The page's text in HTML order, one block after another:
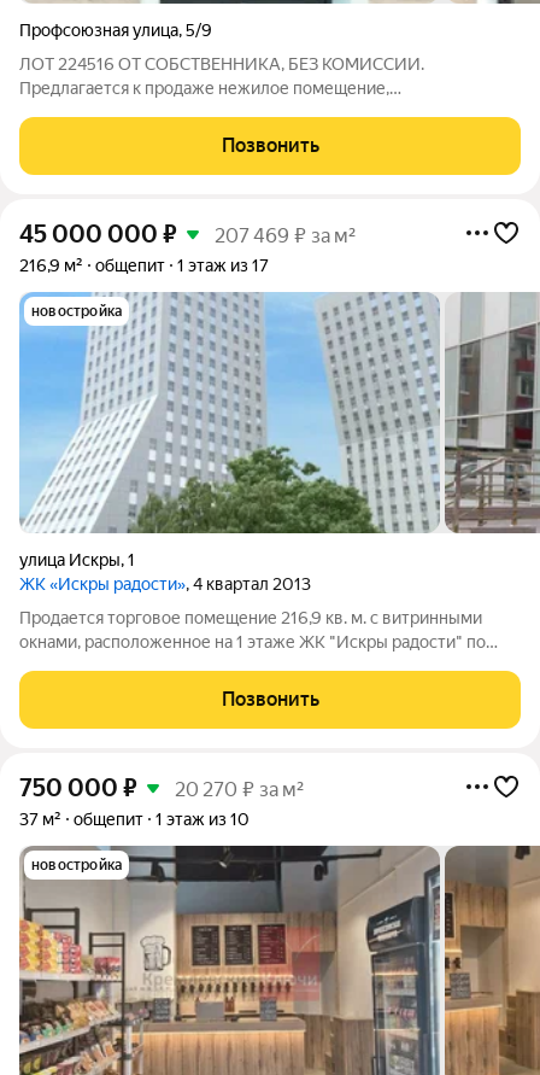
Профсоюзная улица,5/9
ЛОТ 224516 ОТ СОБСТВЕННИКА, БЕЗ КОМИССИИ.
Предлагается к продаже нежилое помещение,
Москва. Объект доступен для аренды и продажи в
непосредственной близости от станции метро
Позвонить
45 000 000 ₽ 207 469 ₽ за м²
216,9 м² общепит 1 этаж из 17
новостройка
улица Искры,1
ЖК «Искры радости», 4 квартал 2013
Продается торговое помещение 216,9 кв. м. с витринными
окнами, расположенное на 1 этаже ЖК "Искры радости" по
свободную планировку, 2 отдельных входа, панорамное
остекление. ЖК полностью
Позвонить
750 000 ₽ 20 270 ₽ за м²
37 м² общепит 1 этаж из 10
новостройка